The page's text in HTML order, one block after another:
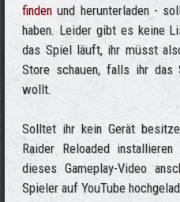
finden und herunterladen -
haben. Leider gibt es keine
das Spiel läuft, ihr müsst
Store schauen, falls ihr das
wollt.
Solltet ihr kein Gerät
Raider Reloaded
dieses Gameplay-Video
Spieler auf YouTube